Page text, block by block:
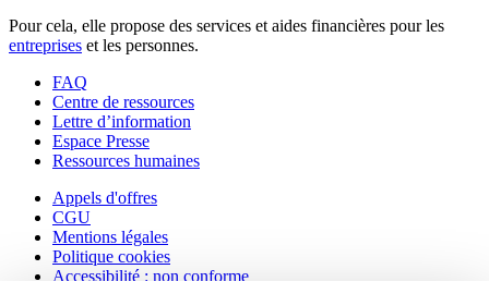
Pour cela, elle propose des services et aides financières pour les
entreprises et les personnes.
FAQ
Centre de ressources
Lettre d’information
Espace Presse
Ressources humaines
Appels d'offres
CGU
Mentions légales
Politique cookies
Accessibilité : non conforme